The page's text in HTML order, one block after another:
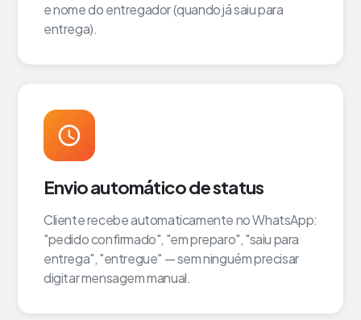
e nome do entregador (quando já saiu para
entrega).
Envio automático de status
Cliente recebe automaticamente no WhatsApp:
"pedido confirmado", "em preparo", "saiu para
entrega", "entregue" — sem ninguém precisar
digitar mensagem manual.